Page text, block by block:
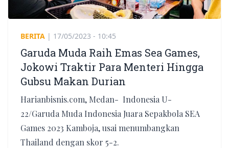
BERITA | 17/05/2023 - 10:45
Garuda Muda Raih Emas Sea Games,
Jokowi Traktir Para Menteri Hingga
Gubsu Makan Durian
Harianbisnis.com, Medan- Indonesia U-
22/Garuda Muda Indonesia Juara Sepakbola SEA
Games 2023 Kamboja, usai menumbangkan
Thailand dengan skor 5-2.